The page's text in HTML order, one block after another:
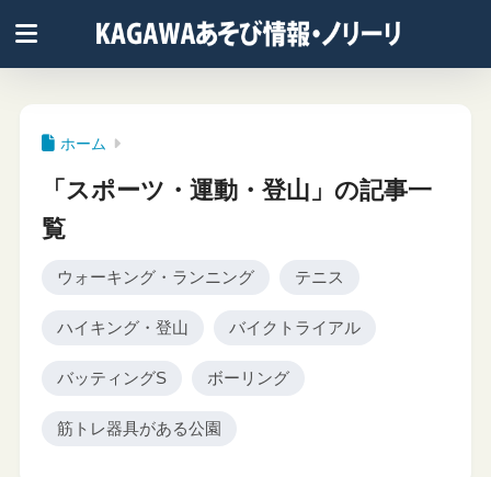
ホーム
「スポーツ・運動・登山」の記事一
覧
ウォーキング・ランニング テニス
ハイキング・登山 バイクトライアル
バッティングS ボーリング
筋トレ器具がある公園